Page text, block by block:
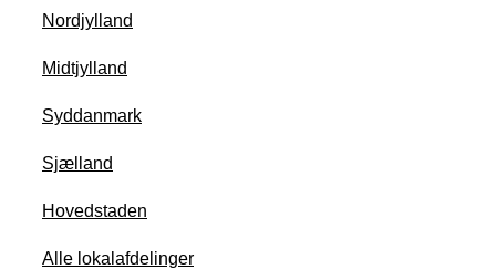
Nordjylland
Midtjylland
Syddanmark
Sjælland
Hovedstaden
Alle lokalafdelinger